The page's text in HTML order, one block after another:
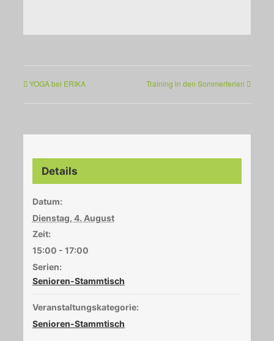
YOGA bei ERIKA Training in den Sommerferien
Details
Datum:
Dienstag, 4. August
Zeit:
15:00 - 17:00
Serien:
Senioren-Stammtisch
Veranstaltungskategorie:
Senioren-Stammtisch